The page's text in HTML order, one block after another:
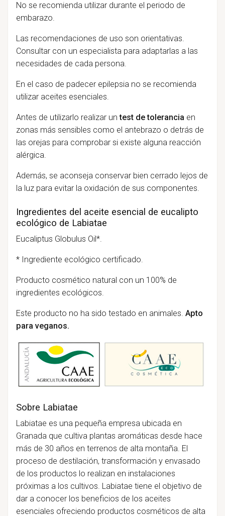
No se recomienda utilizar durante el periodo de
embarazo.
Las recomendaciones de uso son orientativas.
Consultar con un especialista para adaptarlas a las
necesidades de cada persona.
En el caso de padecer epilepsia no se recomienda
utilizar aceites esenciales.
Antes de utilizarlo realizar untest de tolerancia en
zonas más sensibles como el antebrazo o detrás de
las orejas para comprobar si existe alguna reacción
alérgica.
Además, se aconseja conservar bien cerrado lejos de
la luz para evitar la oxidación de sus componentes.
Ingredientes del aceite esencial de eucalipto
ecológico de Labiatae
Eucaliptus Globulus Oil*.
* Ingrediente ecológico certificado.
Producto cosmético natural con un 100% de
ingredientes ecológicos.
Este producto no ha sido testado en animales. Apto
para veganos.
Sobre Labiatae
Labiatae es una pequeña empresa ubicada en
Granada que cultiva plantas aromáticas desde hace
más de 30 años en terrenos de alta montaña. El
proceso de destilación, transformación y envasado
de los productos lo realizan en instalaciones
próximas a los cultivos. Labiatae tiene el objetivo de
dar a conocer los beneficios de los aceites
esenciales ofreciendo productos cosméticos de alta